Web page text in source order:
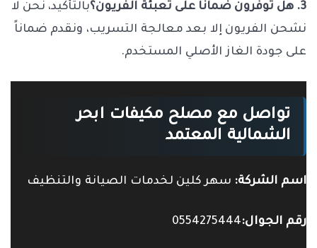
3. هل توفرون ضماناً على تعبئة الفريون؟
بالتأكيد، نحن لا
نشحن الفريون إلا بعد معالجة التسريب، ونقدم ضماناً
على جودة الغاز الأصلي المستخدم.
تواصل مع مصلح مكيفات ابحر
الشمالية المعتمد
اسم الشركة: سهر كلين لخدمات الصيانة والتنظيف
رقم الجوال:0554275444